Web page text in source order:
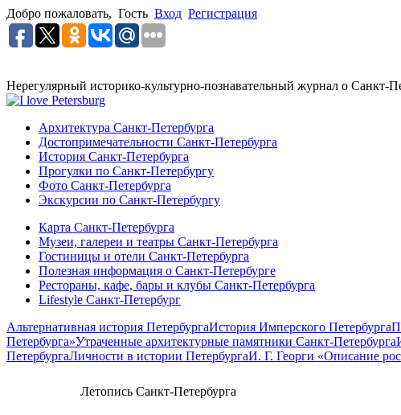
Добро пожаловать, Гость Вход Регистрация
Нерегулярный историко-культурно-познавательный журнал о Санкт-
Архитектура Санкт-Петербурга
Достопримечательности Санкт-Петербурга
История Санкт-Петербурга
Прогулки по Санкт-Петербургу
Фото Санкт-Петербурга
Экскурсии по Санкт-Петербургу
Карта Санкт-Петербурга
Музеи, галереи и театры Санкт-Петербурга
Гостиницы и отели Санкт-Петербурга
Полезная информация о Санкт-Петербурге
Рестораны, кафе, бары и клубы Санкт-Петербурга
Lifestyle Санкт-Петербург
Альтернативная история ПетербургаИстория Имперского Петербурга
Петербурга»Утраченные архитектурные памятники Санкт-Петербурга
ПетербургаЛичности в истории ПетербургаИ. Г. Георги «Описание
Летопись Санкт-Петербурга